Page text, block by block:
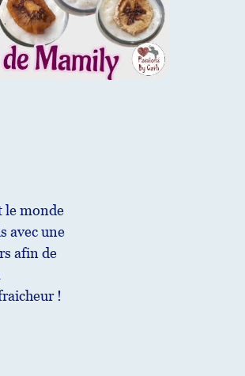
le monde
avec une
afin de
!